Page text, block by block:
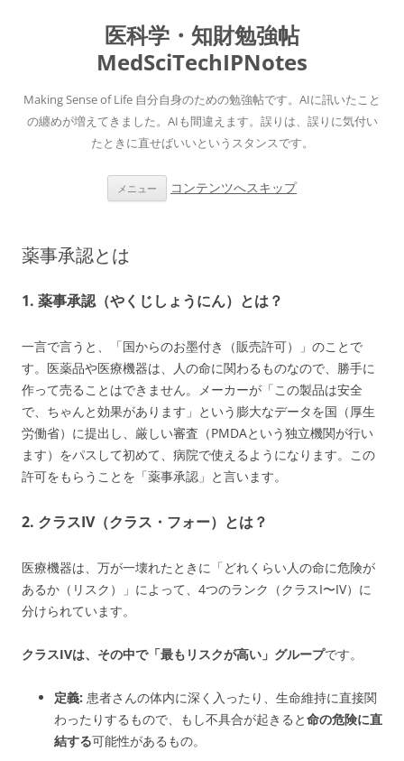
医科学・知財勉強帖
MedSciTechIPNotes
Making Sense of Life 自分自身のための勉強帖です。AIに訊いたこと
の纏めが増えてきました。AIも間違えます。誤りは、誤りに気付い
たときに直せばいいというスタンスです。
メニュー コンテンツへスキップ
薬事承認とは
1. 薬事承認（やくじしょうにん）とは？
一言で言うと、「国からのお墨付き（販売許可）」のことで
す。医薬品や医療機器は、人の命に関わるものなので、勝手に
作って売ることはできません。メーカーが「この製品は安全
で、ちゃんと効果があります」という膨大なデータを国（厚生
労働省）に提出し、厳しい審査（PMDAという独立機関が行い
ます）をパスして初めて、病院で使えるようになります。この
許可をもらうことを「薬事承認」と言います。
2. クラスIV（クラス・フォー）とは？
医療機器は、万が一壊れたときに「どれくらい人の命に危険が
あるか（リスク）」によって、4つのランク（クラスI〜IV）に
分けられています。
クラスIVは、その中で「最もリスクが高い」グループです。
定義: 患者さんの体内に深く入ったり、生命維持に直接関
わったりするもので、もし不具合が起きると命の危険に直
結する可能性があるもの。